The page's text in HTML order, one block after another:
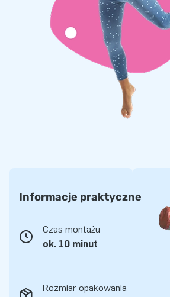
przedłużenia na życzenie, oraz szybki
znakomitą obsługę. Czy potrzebujesz
kolekcji na imprezę – mamy to w
Informacje praktyczne
Czas montażu
ok. 10 minut
Rozmiar opakowania